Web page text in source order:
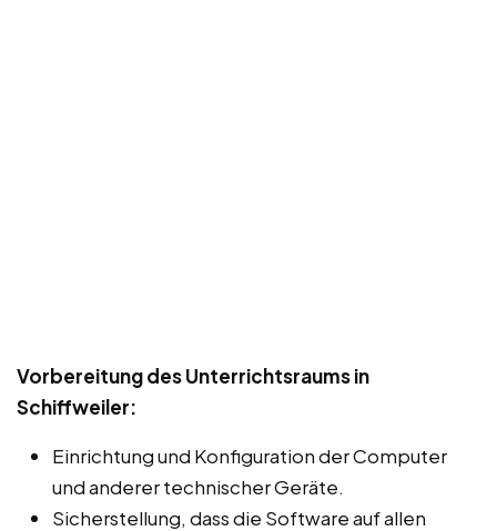
Vorbereitung des Unterrichtsraums in
Schiffweiler:
Einrichtung und Konfiguration der Computer
und anderer technischer Geräte.
Sicherstellung, dass die Software auf allen